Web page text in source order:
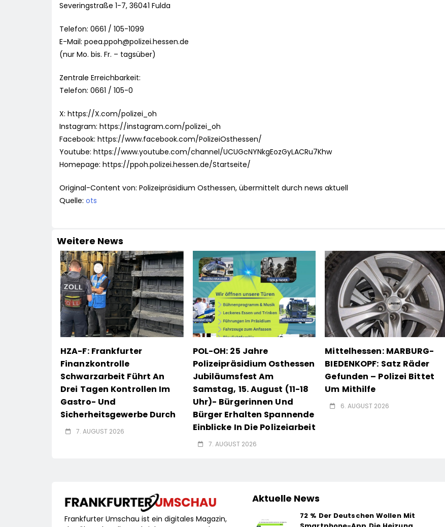
Severingstraße 1-7, 36041 Fulda
Telefon: 0661 / 105-1099
E-Mail: poea.ppoh@polizei.hessen.de
(nur Mo. bis. Fr. – tagsüber)
Zentrale Erreichbarkeit:
Telefon: 0661 / 105-0
X: https://X.com/polizei_oh
Instagram: https://instagram.com/polizei_oh
Facebook: https://www.facebook.com/PolizeiOsthessen/
Youtube: https://www.youtube.com/channel/UCUGcNYNkgEozGyLACRu7Khw
Homepage: https://ppoh.polizei.hessen.de/Startseite/
Original-Content von: Polizeipräsidium Osthessen, übermittelt durch news aktuell
Quelle: ots
Weitere News
HZA-F: Frankfurter
Finanzkontrolle
Schwarzarbeit Führt An
Drei Tagen Kontrollen Im
Gastro- Und
Sicherheitsgewerbe Durch
7. AUGUST 2026
POL-OH: 25 Jahre
Polizeipräsidium Osthessen
Jubiläumsfest Am
Samstag, 15. August (11-18
Uhr)- Bürgerinnen Und
Bürger Erhalten Spannende
Einblicke In Die Polizeiarbeit
7. AUGUST 2026
Mittelhessen: MARBURG-
BIEDENKOPF: Satz Räder
Gefunden – Polizei Bittet
Um Mithilfe
6. AUGUST 2026
Frankfurter Umschau ist ein digitales Magazin,
Aktuelle News
72 % Der Deutschen Wollen Mit